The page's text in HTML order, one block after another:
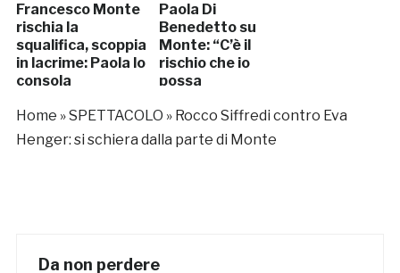
Francesco Monte
rischia la
squalifica, scoppia
in lacrime: Paola lo
consola
Paola Di
Benedetto su
Monte: “C’è il
rischio che io
possa
Home »SPETTACOLO » Rocco Siffredi contro Eva
Henger: si schiera dalla parte di Monte
Da non perdere